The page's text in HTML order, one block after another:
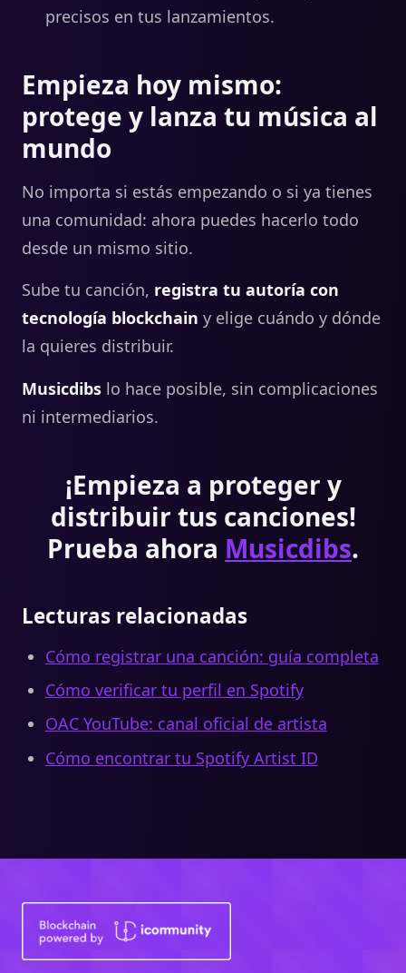
precisos en tus lanzamientos.
Empieza hoy mismo:
protege y lanza tu música al
mundo
No importa si estás empezando o si ya tienes
una comunidad: ahora puedes hacerlo todo
desde un mismo sitio.
Sube tu canción, registra tu autoría con
tecnología blockchain y elige cuándo y dónde
la quieres distribuir.
Musicdibs lo hace posible, sin complicaciones
ni intermediarios.
¡Empieza a proteger y
distribuir tus canciones!
Prueba ahora Musicdibs.
Lecturas relacionadas
Cómo registrar una canción: guía completa
Cómo verificar tu perfil en Spotify
OAC YouTube: canal oficial de artista
Cómo encontrar tu Spotify Artist ID